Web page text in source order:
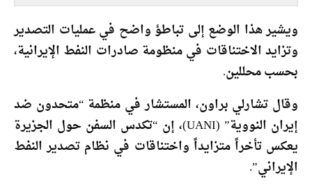
ويشير هذا الوضع إلى تباطؤ واضح في عمليات التصدير
وتزايد الاختناقات في منظومة صادرات النفط الإيرانية،
بحسب محللين.
وقال تشارلي براون، المستشار في منظمة “متحدون ضد
إيران النووية” (UANI)، إن “تكدس السفن حول الجزيرة
يعكس تأخراً متزايداً واختناقات في نظام تصدير النفط
الإيراني”.